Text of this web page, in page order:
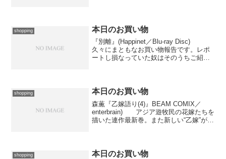
がけた解説や書評...
shopping 本日のお買い物
『別離』(Happinet／Blu-ray Disc)
久々にまともなお買い物報告です。レポ
ートし損なっていた奴はそのうちご紹介
画...
shopping 本日のお買い物
森薫『乙嫁語り(4)』BEAM COMIX／
enterbrain) アジア遊牧民の花嫁たちを
描いた連作最新巻。また新しい“乙嫁”が登
shopping 本日のお買い物